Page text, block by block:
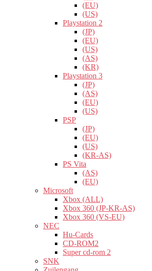
(EU)
(US)
Playstation 2
(JP)
(EU)
(US)
(AS)
(KR)
Playstation 3
(JP)
(AS)
(EU)
(US)
PSP
(JP)
(EU)
(US)
(KR-AS)
PS Vita
(AS)
(EU)
Microsoft
Xbox (ALL)
Xbox 360 (JP-KR-AS)
Xbox 360 (VS-EU)
NEC
Hu-Cards
CD-ROM2
Super cd-rom 2
SNK